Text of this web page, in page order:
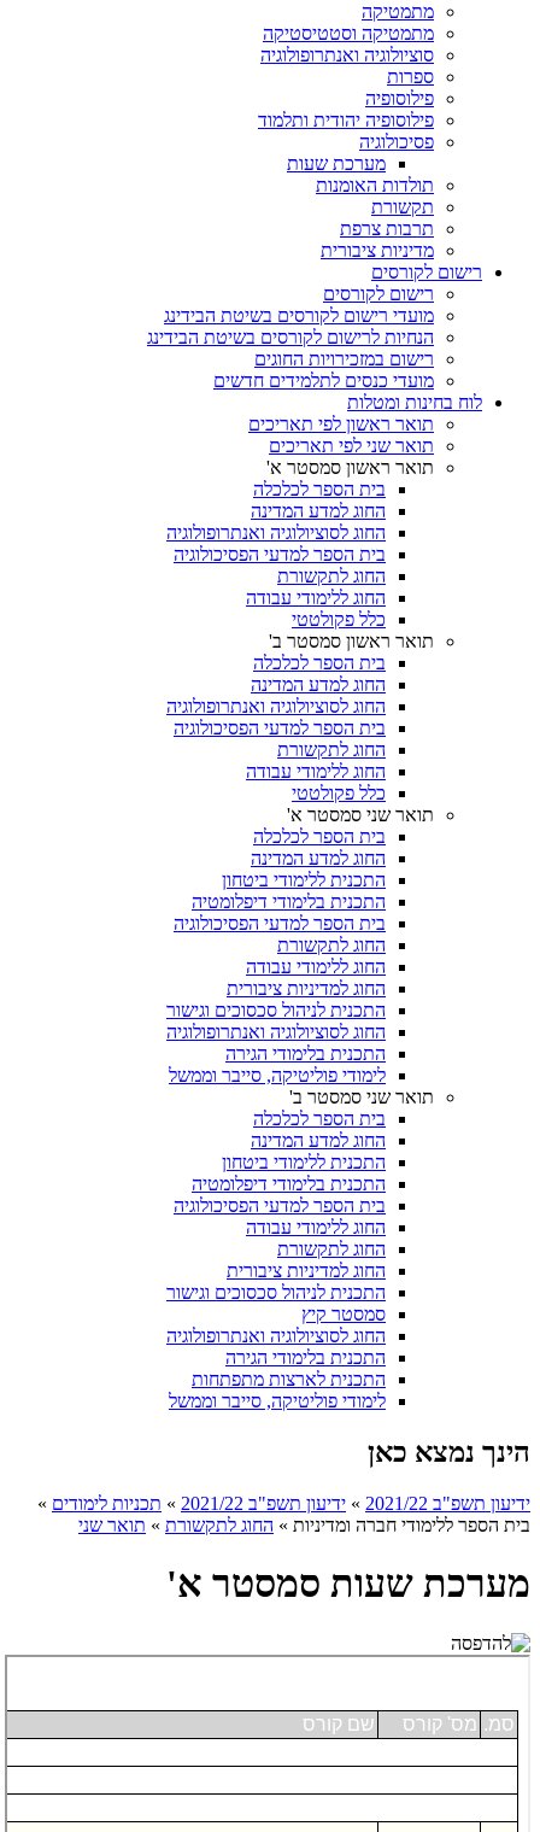
מתמטיקה
מתמטיקה וסטטיסטיקה
סוציולוגיה ואנתרופולוגיה
ספרות
פילוסופיה
פילוסופיה יהודית ותלמוד
פסיכולוגיה
מערכת שעות
תולדות האומנות
תקשורת
תרבות צרפת
מדיניות ציבורית
רישום לקורסים
רישום לקורסים
מועדי רישום לקורסים בשיטת הבידינג
הנחיות לרישום לקורסים בשיטת הבידינג
רישום במזכירויות החוגים
מועדי כנסים לתלמידים חדשים
לוח בחינות ומטלות
תואר ראשון לפי תאריכים
תואר שני לפי תאריכים
תואר ראשון סמסטר א'
בית הספר לכלכלה
החוג למדע המדינה
החוג לסוציולוגיה ואנתרופולוגיה
בית הספר למדעי הפסיכולוגיה
החוג לתקשורת
החוג ללימודי עבודה
כלל פקולטטי
תואר ראשון סמסטר ב'
בית הספר לכלכלה
החוג למדע המדינה
החוג לסוציולוגיה ואנתרופולוגיה
בית הספר למדעי הפסיכולוגיה
החוג לתקשורת
החוג ללימודי עבודה
כלל פקולטטי
תואר שני סמסטר א'
בית הספר לכלכלה
החוג למדע המדינה
התכנית ללימודי ביטחון
התכנית בלימודי דיפלומטיה
בית הספר למדעי הפסיכולוגיה
החוג לתקשורת
החוג ללימודי עבודה
החוג למדיניות ציבורית
התכנית לניהול סכסוכים וגישור
החוג לסוציולוגיה ואנתרופולוגיה
התכנית בלימודי הגירה
לימודי פוליטיקה, סייבר וממשל
תואר שני סמסטר ב'
בית הספר לכלכלה
החוג למדע המדינה
התכנית ללימודי ביטחון
התכנית בלימודי דיפלומטיה
בית הספר למדעי הפסיכולוגיה
החוג ללימודי עבודה
החוג לתקשורת
החוג למדיניות ציבורית
התכנית לניהול סכסוכים וגישור
סמסטר קיץ
החוג לסוציולוגיה ואנתרופולוגיה
התכנית בלימודי הגירה
התכנית לארצות מתפתחות
לימודי פוליטיקה, סייבר וממשל
הינך נמצא כאן
ידיעון תשפ"ב 2021/22 » ידיעון תשפ"ב 2021/22 » תכניות לימודים »
בית הספר ללימודי חברה ומדיניות » החוג לתקשורת » תואר שני
מערכת שעות סמסטר א'